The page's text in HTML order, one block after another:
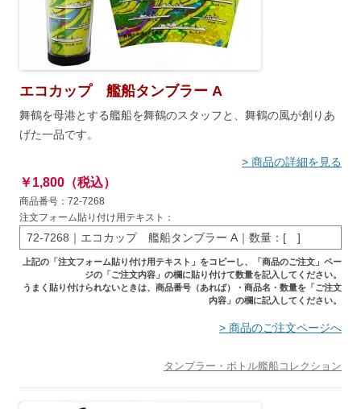
エコカップ 艦船タンブラー A
舞鶴を母港とする艦船を舞鶴のスタッフと、舞鶴の風が創りあ
げた一品です。
> 商品の詳細を見る
￥1,800（税込）
商品番号：72-7268
注文フォーム貼り付け用テキスト：
72-7268｜エコカップ 艦船タンブラー A｜数量：[ ]
上記の「注文フォーム貼り付け用テキスト」をコピーし、「商品のご注文」ペー
ジの「ご注文内容」の欄に貼り付けて数量を記入してください。
うまく貼り付けられないときは、商品番号（あれば）・商品名・数量を「ご注文
内容」の欄に記入してください。
> 商品のご注文ページへ
タンブラー・ボトル艦船コレクション